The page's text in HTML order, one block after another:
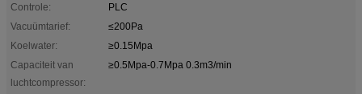
Controle:
PLC
Vacuümtarief:
≤200Pa
Koelwater:
≥0.15Mpa
Capaciteit van
luchtcompressor:
≥0.5Mpa-0.7Mpa 0.3m3/min